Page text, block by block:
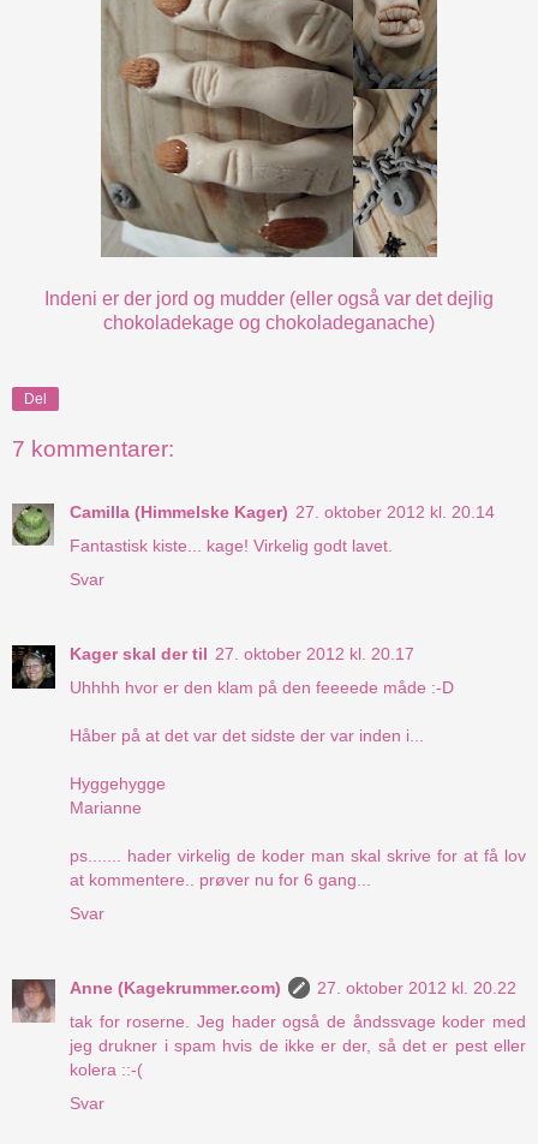
Indeni er der jord og mudder (eller også var det dejlig
chokoladekage og chokoladeganache)
Del
7 kommentarer:
Camilla (Himmelske Kager) 27. oktober 2012 kl. 20.14
Fantastisk kiste... kage! Virkelig godt lavet.
Svar
Kager skal der til 27. oktober 2012 kl. 20.17
Uhhhh hvor er den klam på den feeeede måde :-D
Håber på at det var det sidste der var inden i...
Hyggehygge
Marianne
ps....... hader virkelig de koder man skal skrive for at få lov
at kommentere.. prøver nu for 6 gang...
Svar
Anne (Kagekrummer.com)
27. oktober 2012 kl. 20.22
tak for roserne. Jeg hader også de åndssvage koder med
jeg drukner i spam hvis de ikke er der, så det er pest eller
kolera ::-(
Svar